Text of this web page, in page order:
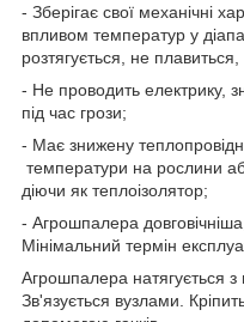
- Зберігає свої механічні
впливом температур у
розтягується, не
- Не проводить електрику,
під час грози;
- Має знижену
температури на рослини
діючи як теплоізолятор;
- Агрошпалера
Мінімальний термін
Агрошпалера натягується
Зв'язується вузлами.